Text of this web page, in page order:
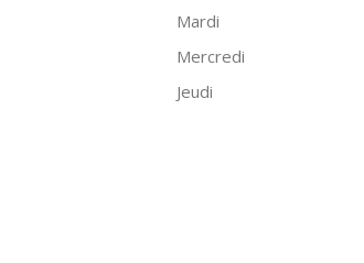
Mardi
Mercredi
Jeudi